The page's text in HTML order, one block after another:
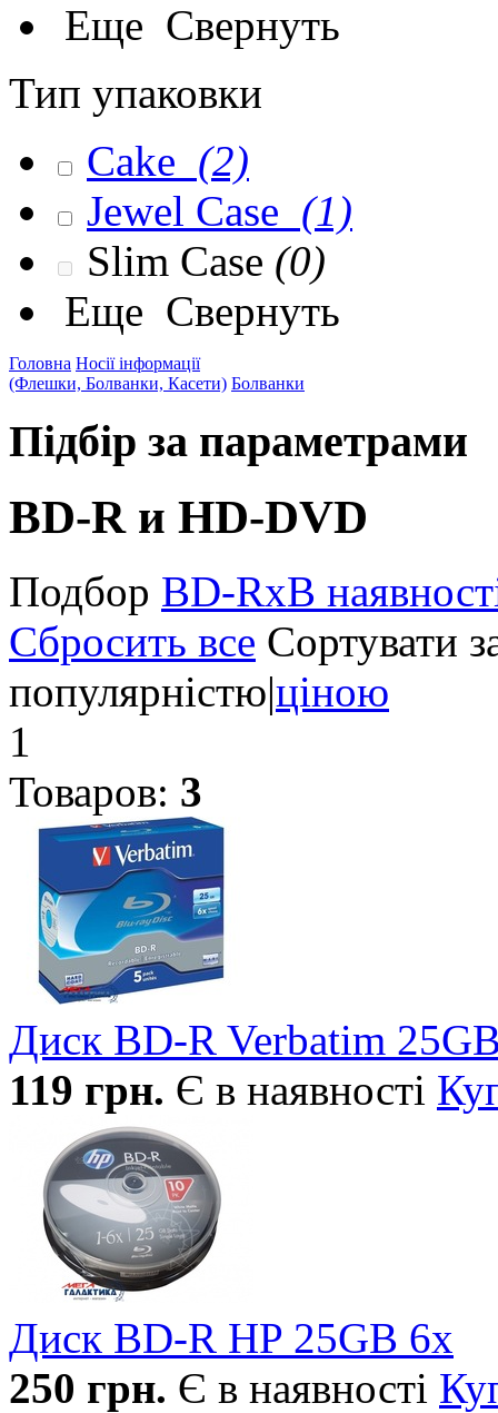
Еще Свернуть
Тип упаковки
Cake (2)
Jewel Case (1)
Slim Case (0)
Еще Свернуть
Головна Носії інформації
(Флешки, Болванки, Касети) Болванки
Підбір за параметрами
BD-R и HD-DVD
Подбор BD-RxВ
Сбросить все Сортувати
популярністю|ціною
1
Товаров: 3
Диск BD-R Verbatim
119 грн. Є в наявності
Диск BD-R HP 25GB 6x
250 грн. Є в наявності